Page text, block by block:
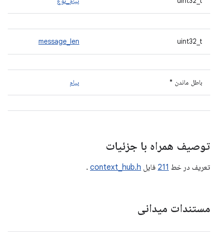
uint32_t
message_len
باطل ماندن * پیام
توصیف همراه با جزئیات
تعریف در خط 211 فایل context_hub.h
.
مستندات میدانی